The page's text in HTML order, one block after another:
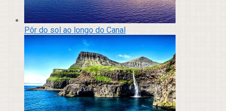
Pôr do sol ao longo do Canal